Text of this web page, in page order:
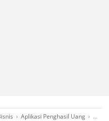
› Aplikasi Penghasil Uang ›